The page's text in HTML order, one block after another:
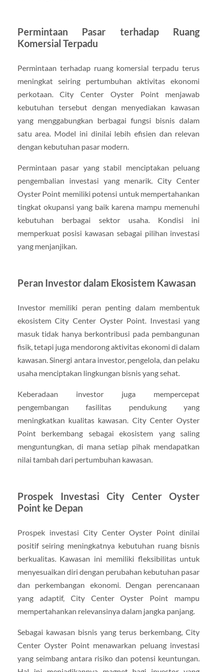
Permintaan Pasar terhadap Ruang
Komersial Terpadu
Permintaan terhadap ruang komersial terpadu terus
meningkat seiring pertumbuhan aktivitas ekonomi
perkotaan. City Center Oyster Point menjawab
kebutuhan tersebut dengan menyediakan kawasan
yang menggabungkan berbagai fungsi bisnis dalam
satu area. Model ini dinilai lebih efisien dan relevan
dengan kebutuhan pasar modern.
Permintaan pasar yang stabil menciptakan peluang
pengembalian investasi yang menarik. City Center
Oyster Point memiliki potensi untuk mempertahankan
tingkat okupansi yang baik karena mampu memenuhi
kebutuhan berbagai sektor usaha. Kondisi ini
memperkuat posisi kawasan sebagai pilihan investasi
yang menjanjikan.
Peran Investor dalam Ekosistem Kawasan
Investor memiliki peran penting dalam membentuk
ekosistem City Center Oyster Point. Investasi yang
masuk tidak hanya berkontribusi pada pembangunan
fisik, tetapi juga mendorong aktivitas ekonomi di dalam
kawasan. Sinergi antara investor, pengelola, dan pelaku
usaha menciptakan lingkungan bisnis yang sehat.
Keberadaan investor juga mempercepat
pengembangan fasilitas pendukung yang
meningkatkan kualitas kawasan. City Center Oyster
Point berkembang sebagai ekosistem yang saling
menguntungkan, di mana setiap pihak mendapatkan
nilai tambah dari pertumbuhan kawasan.
Prospek Investasi City Center Oyster
Point ke Depan
Prospek investasi City Center Oyster Point dinilai
positif seiring meningkatnya kebutuhan ruang bisnis
berkualitas. Kawasan ini memiliki fleksibilitas untuk
menyesuaikan diri dengan perubahan kebutuhan pasar
dan perkembangan ekonomi. Dengan perencanaan
yang adaptif, City Center Oyster Point mampu
mempertahankan relevansinya dalam jangka panjang.
Sebagai kawasan bisnis yang terus berkembang, City
Center Oyster Point menawarkan peluang investasi
yang seimbang antara risiko dan potensi keuntungan.